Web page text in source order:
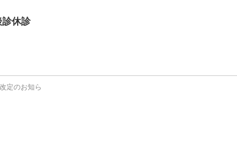
診休診
定のお知ら